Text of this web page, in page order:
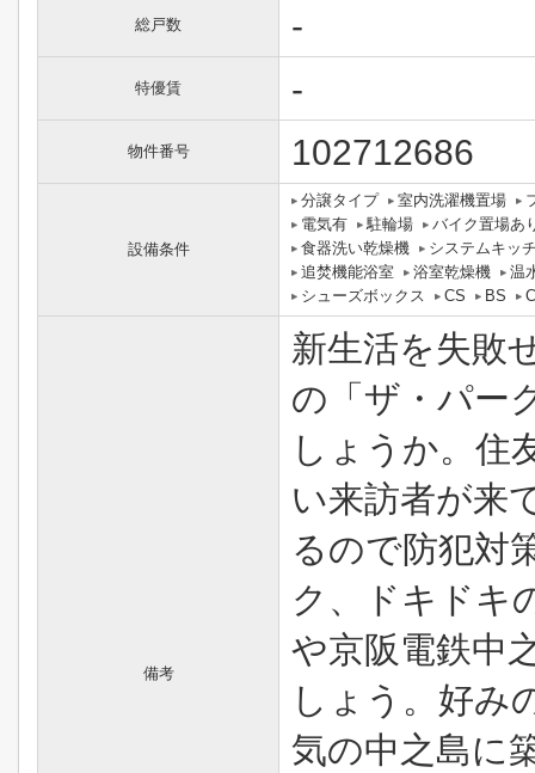
総戸数 -
特優賃 -
物件番号 102712686
設備条件
分譲タイプ 室内洗濯機置場
電気有
駐輪場
バイク置場あ
食器洗い乾燥機
システムキッ
追焚機能浴室
浴室乾燥機
温
シューズボックス
CS BS
備考
新生活を失敗
の「ザ・パー
しょうか。住
い来訪者が来
るので防犯対
ク、ドキドキ
や京阪電鉄中
しょう。好み
気の中之島に